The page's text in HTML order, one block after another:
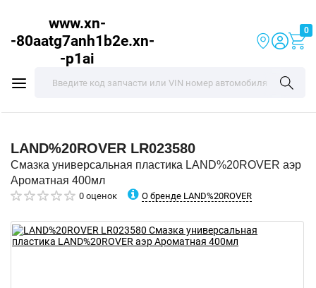
www.xn-
-80aatg7anh1b2e.xn-
-p1ai
0
LAND%20ROVER LR023580
Смазка универсальная пластика LAND%20ROVER аэр
Ароматная 400мл
0 оценок О бренде LAND%20ROVER